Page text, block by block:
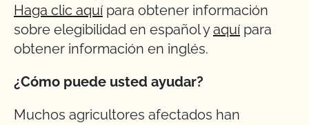
Haga clic aquí para obtener información
sobre elegibilidad en español yaquí para
obtener información en inglés.
¿Cómo puede usted ayudar?
Muchos agricultores afectados han